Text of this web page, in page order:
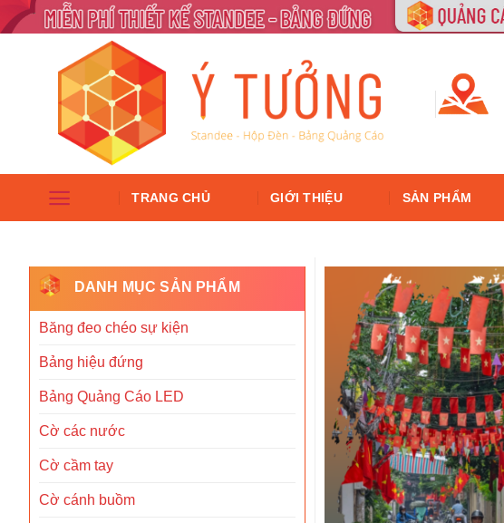
TRANG CHỦ GIỚI THIỆU SẢN PHẨM
DANH MỤC SẢN PHẨM
Băng đeo chéo sự kiện
Bảng hiệu đứng
Bảng Quảng Cáo LED
Cờ các nước
Cờ cầm tay
Cờ cánh buồm